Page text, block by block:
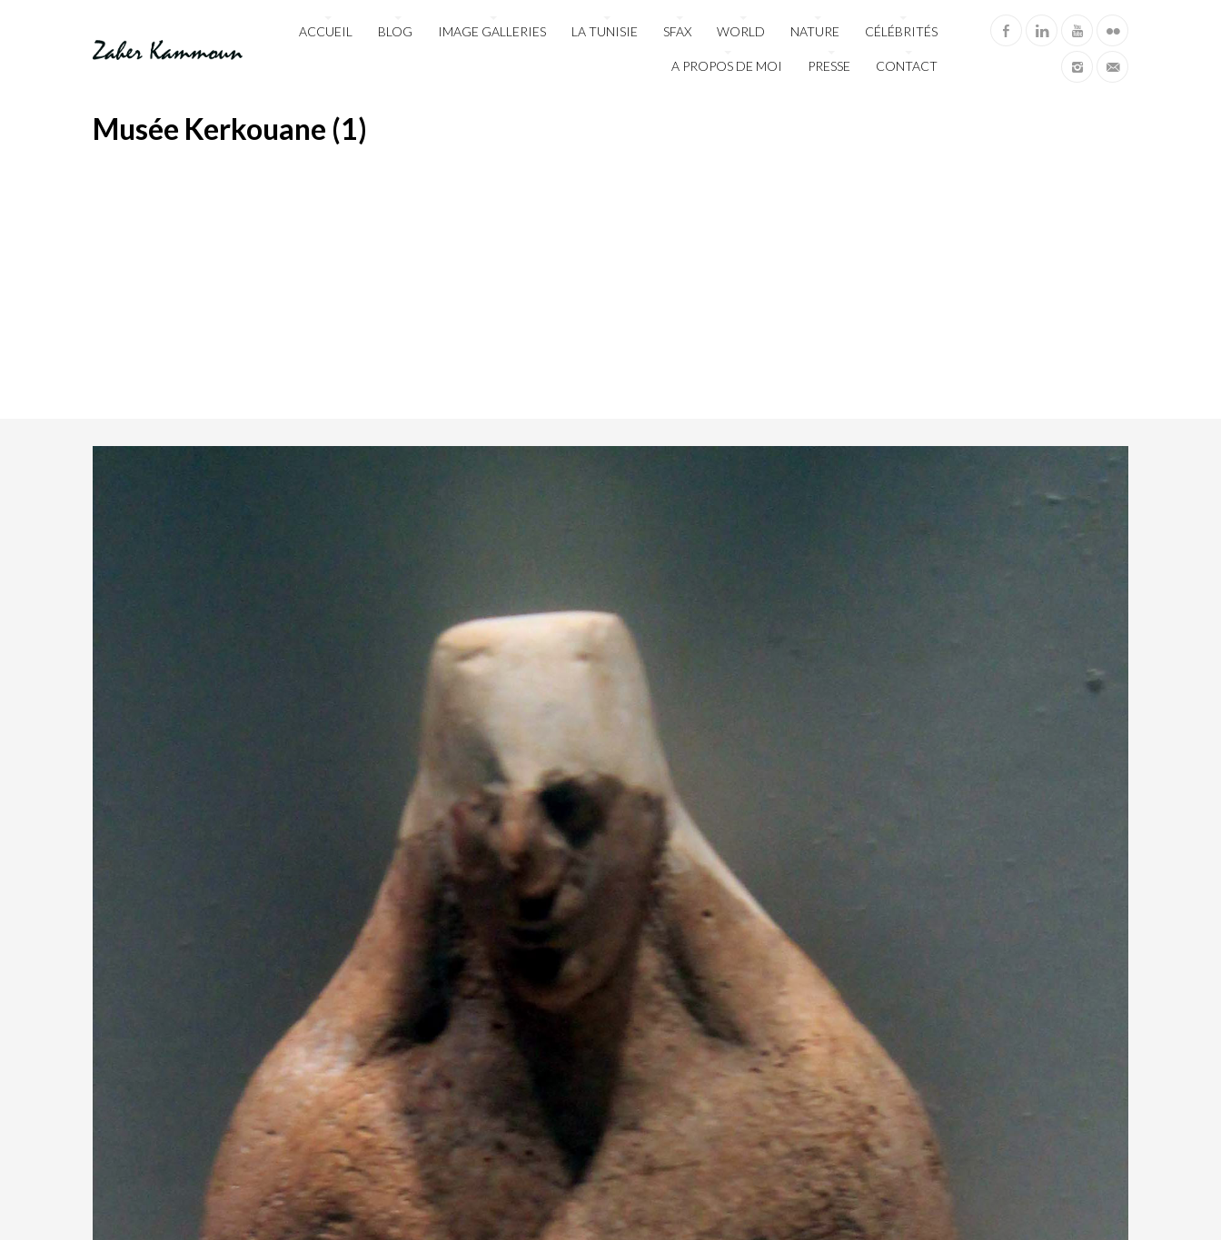
ACCUEIL BLOG IMAGE GALLERIES LA TUNISIE SFAX WORLD NATURE CÉLÉBRITÉS
A PROPOS DE MOI PRESSE CONTACT
Musée Kerkouane (1)